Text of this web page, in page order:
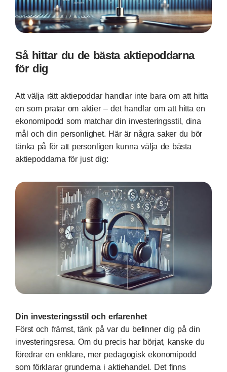
Så hittar du de bästa aktiepoddarna
för dig
Att välja rätt aktiepoddar handlar inte bara om att hitta
en som pratar om aktier – det handlar om att hitta en
ekonomipodd som matchar din investeringsstil, dina
mål och din personlighet. Här är några saker du bör
tänka på för att personligen kunna välja de bästa
aktiepoddarna för just dig:
Din investeringsstil och erfarenhet
Först och främst, tänk på var du befinner dig på din
investeringsresa. Om du precis har börjat, kanske du
föredrar en enklare, mer pedagogisk ekonomipodd
som förklarar grunderna i aktiehandel. Det finns